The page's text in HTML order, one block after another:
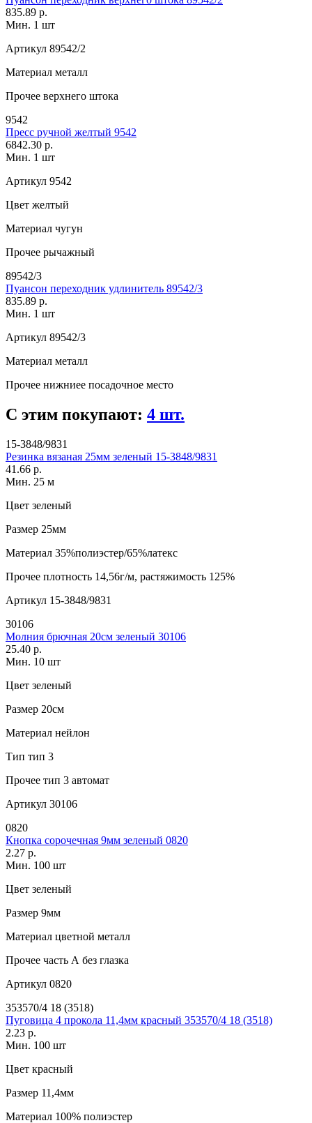
835.89 р.
Мин. 1 шт
Артикул 89542/2
Материал металл
Прочее верхнего штока
9542
Пресс ручной желтый 9542
6842.30 р.
Мин. 1 шт
Артикул 9542
Цвет желтый
Материал чугун
Прочее рычажный
89542/3
Пуансон переходник удлинитель 89542/3
835.89 р.
Мин. 1 шт
Артикул 89542/3
Материал металл
Прочее нижниее посадочное место
С этим покупают: 4 шт.
15-3848/9831
Резинка вязаная 25мм зеленый 15-3848/9831
41.66 р.
Мин. 25 м
Цвет зеленый
Размер 25мм
Материал 35%полиэстер/65%латекс
Прочее плотность 14,56г/м, растяжимость 125%
Артикул 15-3848/9831
30106
Молния брючная 20см зеленый 30106
25.40 р.
Мин. 10 шт
Цвет зеленый
Размер 20см
Материал нейлон
Тип тип 3
Прочее тип 3 автомат
Артикул 30106
0820
Кнопка сорочечная 9мм зеленый 0820
2.27 р.
Мин. 100 шт
Цвет зеленый
Размер 9мм
Материал цветной металл
Прочее часть А без глазка
Артикул 0820
353570/4 18 (3518)
Пуговица 4 прокола 11,4мм красный 353570/4 18 (3518)
2.23 р.
Мин. 100 шт
Цвет красный
Размер 11,4мм
Материал 100% полиэстер